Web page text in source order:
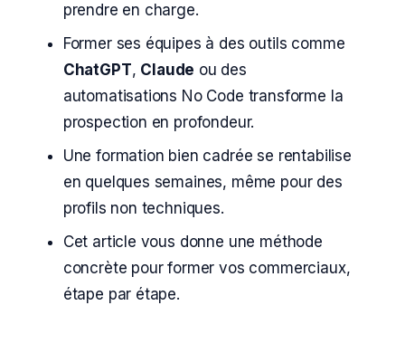
prendre en charge.
Former ses équipes à des outils comme
ChatGPT, Claude ou des
automatisations No Code transforme la
prospection en profondeur.
Une formation bien cadrée se rentabilise
en quelques semaines, même pour des
profils non techniques.
Cet article vous donne une méthode
concrète pour former vos commerciaux,
étape par étape.